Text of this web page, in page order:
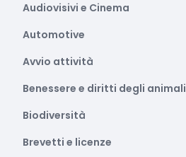
Audiovisivi e Cinema
Automotive
Avvio attività
Benessere e diritti degli animali
Biodiversità
Brevetti e licenze